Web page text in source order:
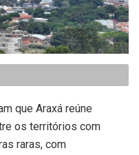
que Araxá reúne
os territórios com
raras, com